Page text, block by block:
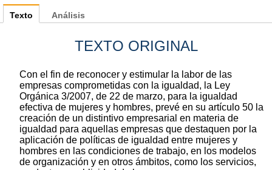
Texto
TEXTO ORIGINAL
Con el fin de reconocer y estimular la labor de las
empresas comprometidas con la igualdad, la Ley
Orgánica 3/2007, de 22 de marzo, para la igualdad
efectiva de mujeres y hombres, prevé en su artículo 50 la
creación de un distintivo empresarial en materia de
igualdad para aquellas empresas que destaquen por la
aplicación de políticas de igualdad entre mujeres y
hombres en las condiciones de trabajo, en los modelos
de organización y en otros ámbitos, como los servicios,
Análisis